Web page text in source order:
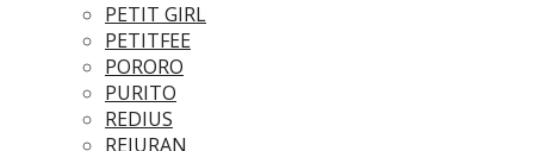
PETIT GIRL
PETITFEE
PORORO
PURITO
REDIUS
REJURAN